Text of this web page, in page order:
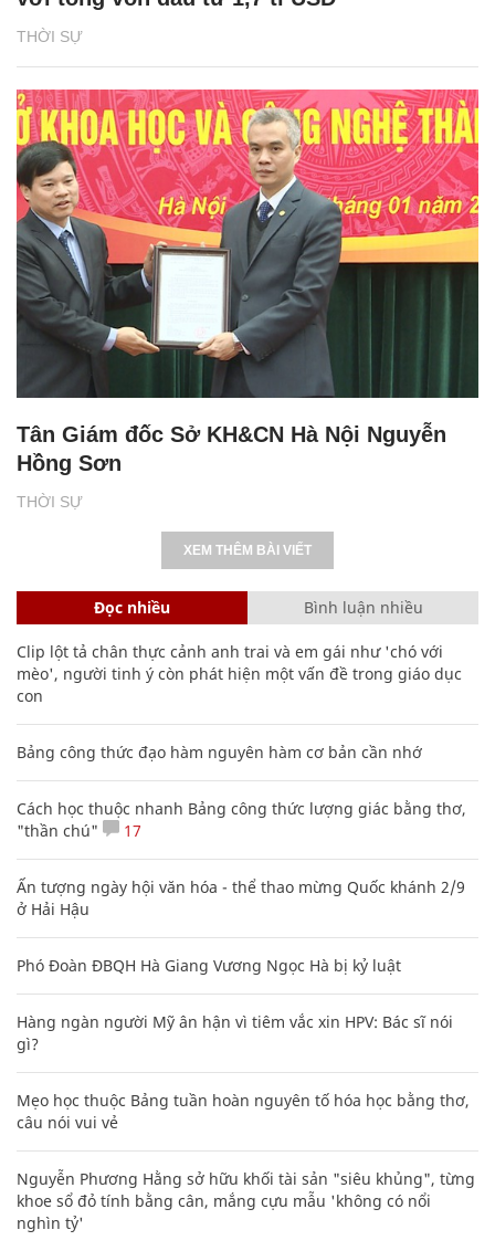
THỜI SỰ
THỜI SỰ
Tân Giám đốc Sở KH&CN Hà Nội Nguyễn
Hồng Sơn
XEM THÊM BÀI VIẾT
Đọc nhiều Bình luận nhiều
Clip lột tả chân thực cảnh anh trai và em gái như 'chó với
mèo', người tinh ý còn phát hiện một vấn đề trong giáo dục
con
Bảng công thức đạo hàm nguyên hàm cơ bản cần nhớ
Cách học thuộc nhanh Bảng công thức lượng giác bằng thơ,
"thần chú"
17
Ấn tượng ngày hội văn hóa - thể thao mừng Quốc khánh 2/9
ở Hải Hậu
Phó Đoàn ĐBQH Hà Giang Vương Ngọc Hà bị kỷ luật
Hàng ngàn người Mỹ ân hận vì tiêm vắc xin HPV: Bác sĩ nói
gì?
Mẹo học thuộc Bảng tuần hoàn nguyên tố hóa học bằng thơ,
câu nói vui vẻ
Nguyễn Phương Hằng sở hữu khối tài sản "siêu khủng", từng
khoe sổ đỏ tính bằng cân, mắng cựu mẫu 'không có nổi
nghìn tỷ'